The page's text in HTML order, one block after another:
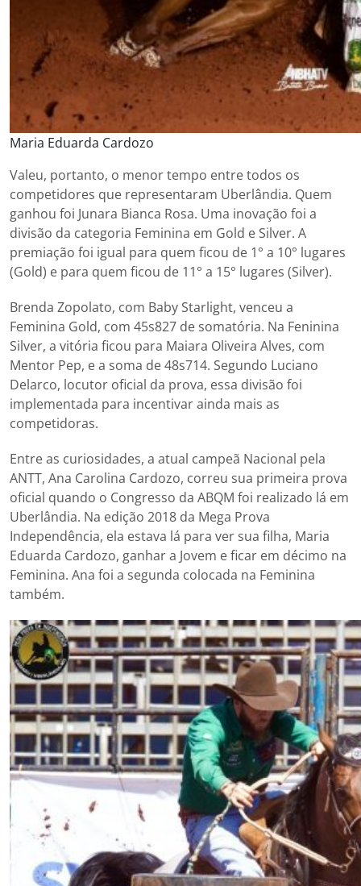
Maria Eduarda Cardozo
Valeu, portanto, o menor tempo entre todos os
competidores que representaram Uberlândia. Quem
ganhou foi Junara Bianca Rosa. Uma inovação foi a
divisão da categoria Feminina em Gold e Silver. A
premiação foi igual para quem ficou de 1° a 10° lugares
(Gold) e para quem ficou de 11° a 15° lugares (Silver).
Brenda Zopolato, com Baby Starlight, venceu a
Feminina Gold, com 45s827 de somatória. Na Feninina
Silver, a vitória ficou para Maiara Oliveira Alves, com
Mentor Pep, e a soma de 48s714. Segundo Luciano
Delarco, locutor oficial da prova, essa divisão foi
implementada para incentivar ainda mais as
competidoras.
Entre as curiosidades, a atual campeã Nacional pela
ANTT, Ana Carolina Cardozo, correu sua primeira prova
oficial quando o Congresso da ABQM foi realizado lá em
Uberlândia. Na edição 2018 da Mega Prova
Independência, ela estava lá para ver sua filha, Maria
Eduarda Cardozo, ganhar a Jovem e ficar em décimo na
Feminina. Ana foi a segunda colocada na Feminina
também.